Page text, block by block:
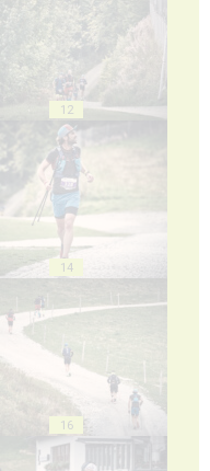
12
14
16